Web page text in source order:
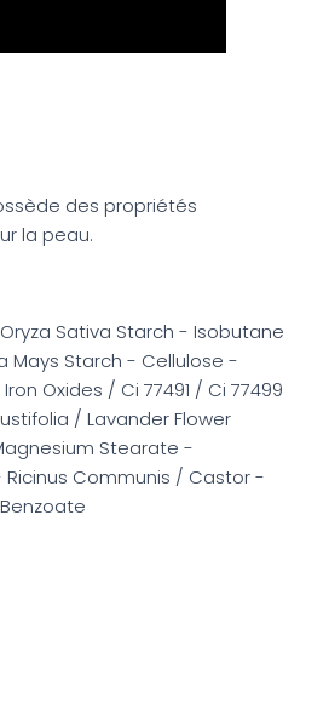
des propriétés
la peau.
Sativa Starch - Isobutane
Mays Starch - Cellulose -
Oxides / Ci 77491 / Ci 77499
/ Lavander Flower
Stearate -
Communis / Castor -